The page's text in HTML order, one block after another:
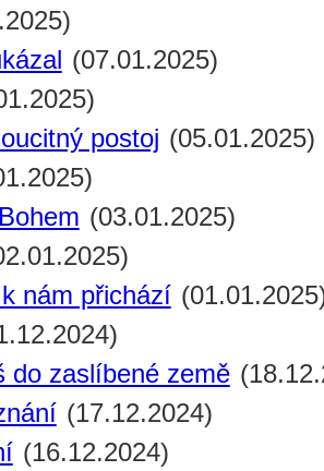
(07.01.2025)
postoj (05.01.2025)
(03.01.2025)
nám přichází
do zaslíbené země
(17.12.2024)
(16.12.2024)